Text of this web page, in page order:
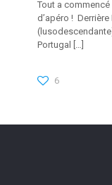
Tout a commencé
d’apéro !
Portugal […]
6